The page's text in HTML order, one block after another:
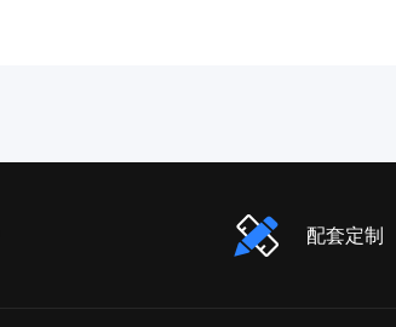
配套定制